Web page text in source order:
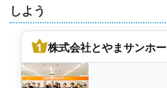
株式会社とやまサンホーム
しよう
株式会社とやまサンホ